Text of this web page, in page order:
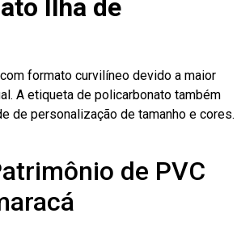
Ilha de
formato curvilíneo devido a maior
A etiqueta de policarbonato também
de personalização de tamanho e cores.
de PVC